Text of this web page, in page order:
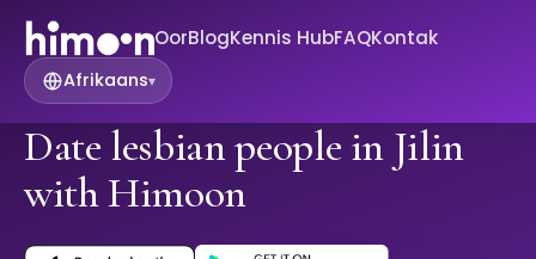
OorBlogKennis HubFAQKontak
Afrikaans▾
Date lesbian people in Jilin
with Himoon